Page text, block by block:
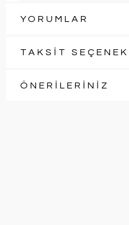
YORUMLAR
TAKSİT
ÖNERİLERİNİZ